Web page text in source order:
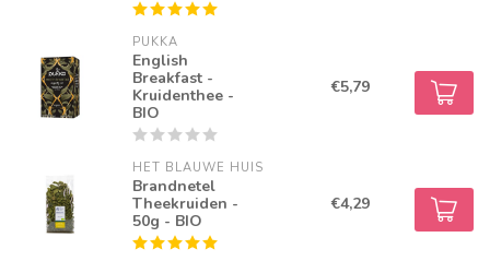
PUKKA
English
Breakfast -
Kruidenthee -
BIO
€5,79
HET BLAUWE HUIS
Brandnetel
Theekruiden -
50g - BIO
€4,29